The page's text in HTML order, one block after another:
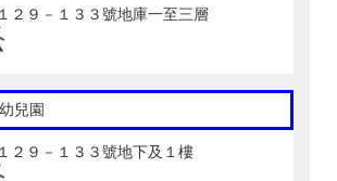
２９－１３３號地庫一至三層
兒園
２９－１３３號地下及１樓